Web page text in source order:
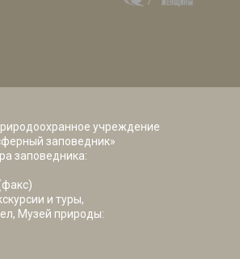
учреждение
заповедник»
заповедника:
и туры,
Музей природы: